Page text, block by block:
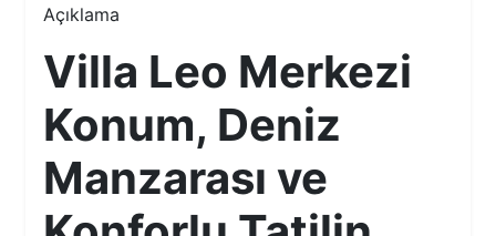
Açıklama
Villa Leo Merkezi
Konum, Deniz
Manzarası ve